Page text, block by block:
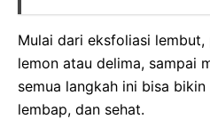
Mulai dari eksfoliasi
lemon atau delima, sampai
semua langkah ini bisa
lembap, dan sehat.